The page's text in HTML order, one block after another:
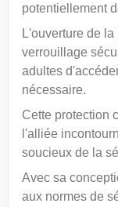
potentiellement
L'ouverture de
verrouillage
adultes
nécessaire.
Cette protection
l'alliée
soucieux de la
Avec sa
aux normes de